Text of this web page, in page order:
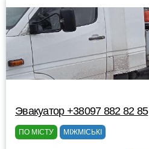
Эвакуатор +38097 882 82 85
ПО МІСТУ МІЖМІСЬКІ